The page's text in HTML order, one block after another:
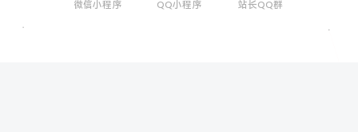
微信小程序 QQ小程序 站长QQ群